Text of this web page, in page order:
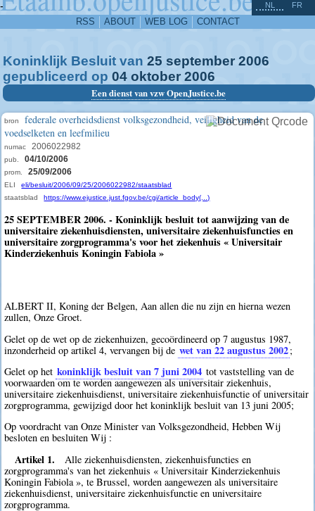
-
RSS ABOUT WEB LOG CONTACT
NL FR
Koninklijk Besluit van 25 september 2006
gepubliceerd op 04 oktober 2006
Een dienst van vzw OpenJustice.be
bron
federale overheidsdienst volksgezondheid, veiligheid van de
voedselketen en leefmilieu
numac 2006022982
pub. 04/10/2006
prom. 25/09/2006
ELI
eli/besluit/2006/09/25/2006022982/staatsblad
staatsblad
https://www.ejustice.just.fgov.be/cgi/article_body(...)
25 SEPTEMBER 2006. - Koninklijk besluit tot aanwijzing van de
universitaire ziekenhuisdiensten, universitaire ziekenhuisfuncties en
universitaire zorgprogramma's voor het ziekenhuis « Universitair
Kinderziekenhuis Koningin Fabiola »
ALBERT II, Koning der Belgen, Aan allen die nu zijn en hierna wezen
zullen, Onze Groet.
Gelet op de wet op de ziekenhuizen, gecoördineerd op 7 augustus 1987,
inzonderheid op artikel 4, vervangen bij de wet van 22 augustus 2002;
Gelet op het koninklijk besluit van 7 juni 2004 tot vaststelling van de
voorwaarden om te worden aangewezen als universitair ziekenhuis,
universitaire ziekenhuisdienst, universitaire ziekenhuisfunctie of universitair
zorgprogramma, gewijzigd door het koninklijk besluit van 13 juni 2005;
Op voordracht van Onze Minister van Volksgezondheid, Hebben Wij
besloten en besluiten Wij :
Artikel 1.
Alle ziekenhuisdiensten, ziekenhuisfuncties en
zorgprogramma's van het ziekenhuis « Universitair Kinderziekenhuis
Koningin Fabiola », te Brussel, worden aangewezen als universitaire
ziekenhuisdienst, universitaire ziekenhuisfunctie en universitaire
zorgprogramma.
^